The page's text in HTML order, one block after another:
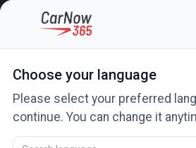
Choose your language
Please select your preferred
continue. You can change it
Најавете се
Внесете ја вашата е-
најавите.
Најавете се | CarNow365